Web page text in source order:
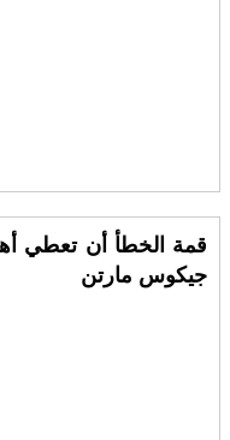
قمة الخطأ أن تعطي
جيكوس مارتن